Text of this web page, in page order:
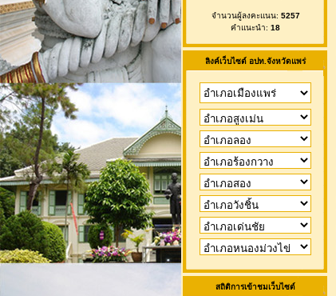
จำนวนผู้ลงคะแนน: 5257
คำแนะนำ: 18
ลิงค์เว็บไซต์ อปท.จังหวัดแพร่
สถิติการเข้าชมเว็บไซต์